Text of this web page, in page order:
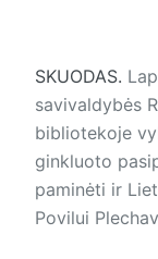
SKUODAS.
savivaldybės
bibliotekoje
ginkluoto
paminėti ir
Povilui